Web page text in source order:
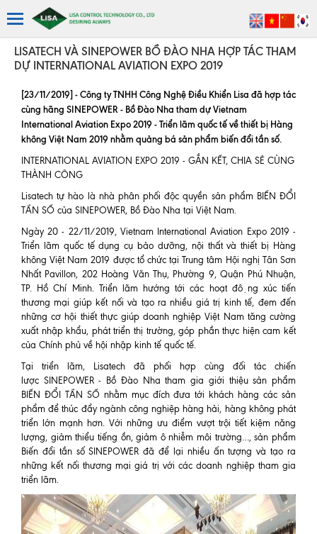
LISATECH VÀ SINEPOWER BỒ ĐÀO NHA HỢP TÁC THAM
DỰ INTERNATIONAL AVIATION EXPO 2019
[23/11/2019] - Công ty TNHH Công Nghệ Điều Khiển Lisa đã hợp tác
cùng hãng SINEPOWER - Bồ Đào Nha tham dự Vietnam
International Aviation Expo 2019 - Triển lãm quốc tế về thiết bị Hàng
không Việt Nam 2019 nhằm quảng bá sản phẩm biến đổi tần số.
INTERNATIONAL AVIATION EXPO 2019 - GẮN KẾT, CHIA SẺ CÙNG
THÀNH CÔNG
Lisatech tự hào là nhà phân phối độc quyền sản phẩm BIẾN ĐỔI
TẦN SỐ của SINEPOWER, Bồ Đào Nha tại Việt Nam.
Ngày 20 - 22/11/2019, Vietnam International Aviation Expo 2019 -
Triển lãm quốc tế dụng cụ bảo dưỡng, nội thất và thiết bị Hàng
không Việt Nam 2019 được tổ chức tạiTrung tâm Hội nghị Tân Sơn
Nhất Pavillon, 202 Hoàng Văn Thụ, Phường 9, Quận Phú Nhuận,
TP. Hồ Chí Minh. Triển lãm hướng tới các hoạt động xúc tiến
thương mại giúp kết nối và tạo ra nhiều giá trị kinh tế, đem đến
những cơ hội thiết thực giúp doanh nghiệp Việt Nam tăng cường
xuất nhập khẩu, phát triển thị trường, góp phần thực hiện cam kết
của Chính phủ về hội nhập kinh tế quốc tế.
Tại triển lãm, Lisatech đã phối hợp cùng đối tác chiến
lược SINEPOWER - Bồ Đào Nha tham gia giới thiệu sản phẩm
BIẾN ĐỔI TẦN SỐ nhằm mục đích đưa tới khách hàng các sản
phẩm để thúc đẩy ngành công nghiệp hàng hải, hàng không phát
triển lớn mạnh hơn. Với những ưu điểm vượt trội tiết kiệm năng
lượng, giảm thiểu tiếng ồn, giảm ô nhiễm môi trường…, sản phẩm
Biến đổi tần số SINEPOWER đã để lại nhiều ấn tượng và tạo ra
những kết nối thương mại giá trị với các doanh nghiệp tham gia
triển lãm.